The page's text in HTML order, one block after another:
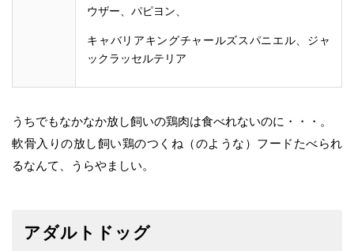
ウザー、パピヨン、
キャバリアキングチャールズスパニエル、ジャ
ックラッセルテリア
うちでもなかなか放し飼いの鶏肉は食べれないのに・・・。
軟骨入りの放し飼い鶏のつくね（のような）フードたべられ
るなんて、うらやましい。
アダルトドッグ